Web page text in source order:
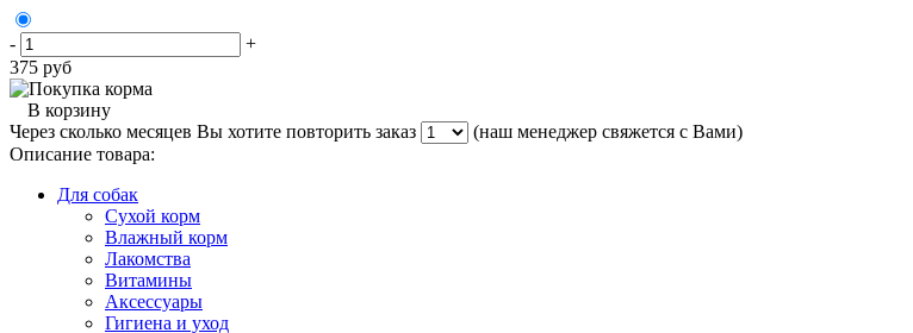
-
+
375 руб
В корзину
Через сколько месяцев Вы хотите повторить заказ
(наш менеджер свяжется с Вами)
Описание товара:
Для собак
Сухой корм
Влажный корм
Лакомства
Витамины
Аксессуары
Гигиена и уход